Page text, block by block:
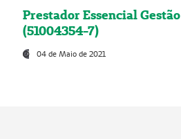
Prestador Essencial
(51004354-7)
04 de Maio de 2021